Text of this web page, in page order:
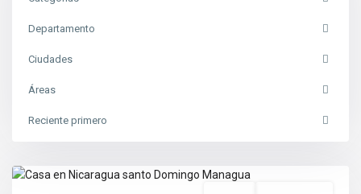
Departamento
Ciudades
Áreas
Reciente primero